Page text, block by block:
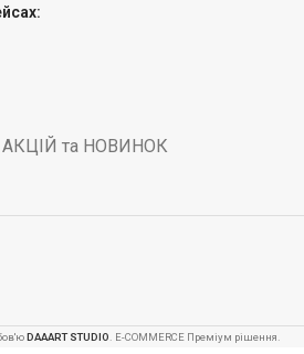
АКЦІЙ та НОВИНОК
DAAART STUDIO . E-COMMERCE Преміум рішення.